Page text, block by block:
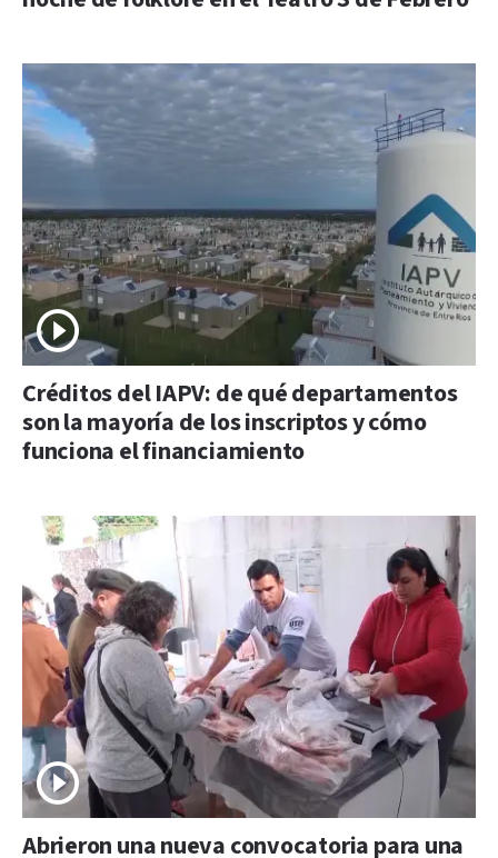
Créditos del IAPV: de qué departamentos
son la mayoría de los inscriptos y cómo
funciona el financiamiento
Abrieron una nueva convocatoria para una